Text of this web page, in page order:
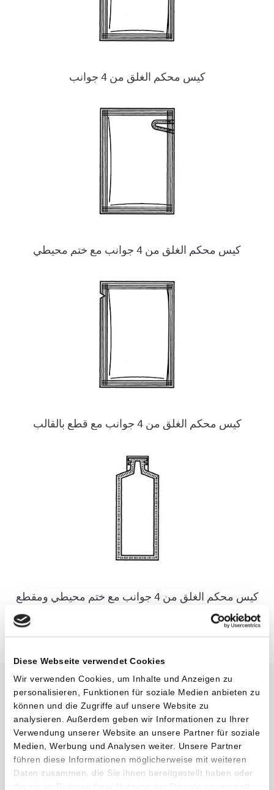
Diese Webseite verwendet Cookies
Wir verwenden Cookies, um Inhalte und Anzeigen zu
personalisieren, Funktionen für soziale Medien anbieten zu
können und die Zugriffe auf unsere Website zu
analysieren. Außerdem geben wir Informationen zu Ihrer
Verwendung unserer Website an unsere Partner für soziale
Medien, Werbung und Analysen weiter. Unsere Partner
führen diese Informationen möglicherweise mit weiteren
Daten zusammen, die Sie ihnen bereitgestellt haben oder
كيس محكم الغلق من 4 جوانب
كيس محكم الغلق من 4 جوانب مع ختم محيطي
كيس محكم الغلق من 4 جوانب مع قطع بالقالب
كيس محكم الغلق من 4 جوانب مع ختم محيطي ومقطع